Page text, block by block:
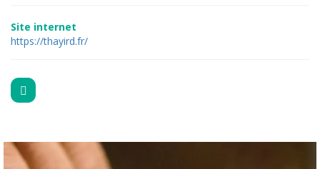
Site internet
https://thayird.fr/